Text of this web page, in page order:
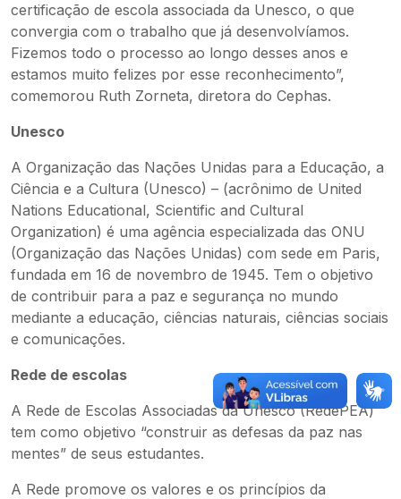
certificação de escola associada da Unesco, o que
convergia com o trabalho que já desenvolvíamos.
Fizemos todo o processo ao longo desses anos e
estamos muito felizes por esse reconhecimento”,
comemorou Ruth Zorneta, diretora do Cephas.
Unesco
A Organização das Nações Unidas para a Educação, a
Ciência e a Cultura (Unesco) – (acrônimo de United
Nations Educational, Scientific and Cultural
Organization) é uma agência especializada das ONU
(Organização das Nações Unidas) com sede em Paris,
fundada em 16 de novembro de 1945. Tem o objetivo
de contribuir para a paz e segurança no mundo
mediante a educação, ciências naturais, ciências sociais
e comunicações.
Rede de escolas
A Rede de Escolas Associadas da Unesco (RedePEA)
tem como objetivo “construir as defesas da paz nas
mentes” de seus estudantes.
A Rede promove os valores e os princípios da